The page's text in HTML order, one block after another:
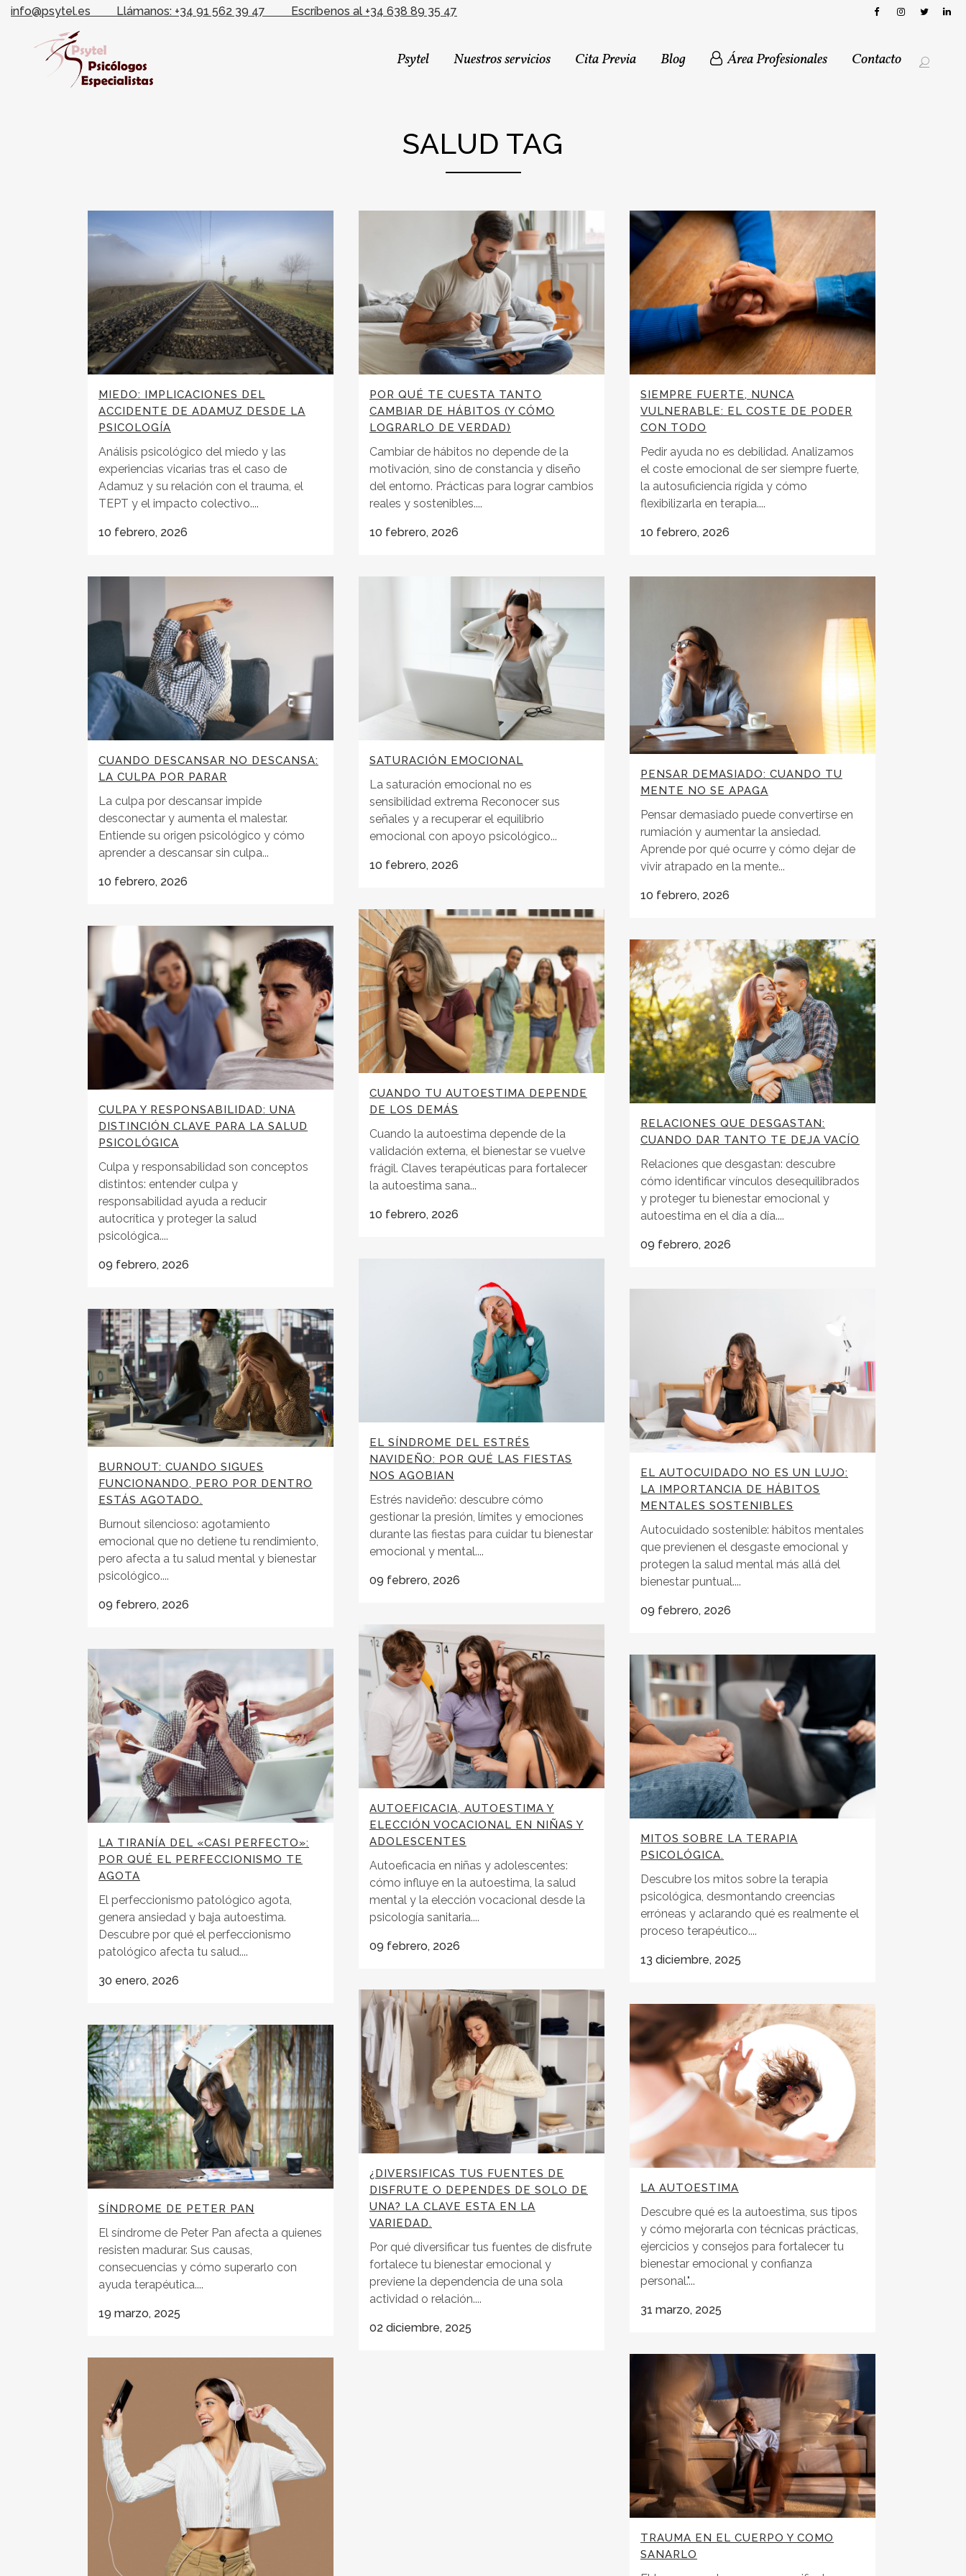
info@psytel.es Llámanos: +34 91 562 39 47 Escríbenos al +34 638 89 35 47
Psytel Nuestros servicios Cita Previa Blog Área Profesionales Contacto
SALUD TAG
MIEDO: IMPLICACIONES DEL
ACCIDENTE DE ADAMUZ DESDE LA
PSICOLOGÍA
Análisis psicológico del miedo y las
experiencias vicarias tras el caso de
Adamuz y su relación con el trauma, el
TEPT y el impacto colectivo....
10 febrero, 2026
POR QUÉ TE CUESTA TANTO
CAMBIAR DE HÁBITOS (Y CÓMO
LOGRARLO DE VERDAD)
Cambiar de hábitos no depende de la
motivación, sino de constancia y diseño
del entorno. Prácticas para lograr cambios
reales y sostenibles....
10 febrero, 2026
SIEMPRE FUERTE, NUNCA
VULNERABLE: EL COSTE DE PODER
CON TODO
Pedir ayuda no es debilidad. Analizamos
el coste emocional de ser siempre fuerte,
la autosuficiencia rígida y cómo
flexibilizarla en terapia....
10 febrero, 2026
SATURACIÓN EMOCIONAL
La saturación emocional no es
sensibilidad extrema Reconocer sus
señales y a recuperar el equilibrio
emocional con apoyo psicológico...
10 febrero, 2026
PENSAR DEMASIADO: CUANDO TU
MENTE NO SE APAGA
Pensar demasiado puede convertirse en
rumiación y aumentar la ansiedad.
Aprende por qué ocurre y cómo dejar de
vivir atrapado en la mente...
10 febrero, 2026
CUANDO DESCANSAR NO DESCANSA:
LA CULPA POR PARAR
La culpa por descansar impide
desconectar y aumenta el malestar.
Entiende su origen psicológico y cómo
aprender a descansar sin culpa...
10 febrero, 2026
CUANDO TU AUTOESTIMA DEPENDE
DE LOS DEMÁS
Cuando la autoestima depende de la
validación externa, el bienestar se vuelve
frágil. Claves terapéuticas para fortalecer
la autoestima sana...
10 febrero, 2026
CULPA Y RESPONSABILIDAD: UNA
DISTINCIÓN CLAVE PARA LA SALUD
PSICOLÓGICA
Culpa y responsabilidad son conceptos
distintos: entender culpa y
responsabilidad ayuda a reducir
autocrítica y proteger la salud
psicológica....
09 febrero, 2026
RELACIONES QUE DESGASTAN:
CUANDO DAR TANTO TE DEJA VACÍO
Relaciones que desgastan: descubre
cómo identificar vínculos desequilibrados
y proteger tu bienestar emocional y
autoestima en el día a día....
09 febrero, 2026
EL SÍNDROME DEL ESTRÉS
NAVIDEÑO: POR QUÉ LAS FIESTAS
NOS AGOBIAN
Estrés navideño: descubre cómo
gestionar la presión, límites y emociones
durante las fiestas para cuidar tu bienestar
emocional y mental....
09 febrero, 2026
EL AUTOCUIDADO NO ES UN LUJO:
LA IMPORTANCIA DE HÁBITOS
MENTALES SOSTENIBLES
Autocuidado sostenible: hábitos mentales
que previenen el desgaste emocional y
protegen la salud mental más allá del
bienestar puntual....
09 febrero, 2026
BURNOUT: CUANDO SIGUES
FUNCIONANDO, PERO POR DENTRO
ESTÁS AGOTADO.
Burnout silencioso: agotamiento
emocional que no detiene tu rendimiento,
pero afecta a tu salud mental y bienestar
psicológico....
09 febrero, 2026
AUTOEFICACIA, AUTOESTIMA Y
ELECCIÓN VOCACIONAL EN NIÑAS Y
ADOLESCENTES
Autoeficacia en niñas y adolescentes:
cómo influye en la autoestima, la salud
mental y la elección vocacional desde la
psicología sanitaria....
09 febrero, 2026
LA TIRANÍA DEL «CASI PERFECTO»:
POR QUÉ EL PERFECCIONISMO TE
AGOTA
El perfeccionismo patológico agota,
genera ansiedad y baja autoestima.
Descubre por qué el perfeccionismo
patológico afecta tu salud....
30 enero, 2026
MITOS SOBRE LA TERAPIA
PSICOLÓGICA.
Descubre los mitos sobre la terapia
psicológica, desmontando creencias
erróneas y aclarando qué es realmente el
proceso terapéutico....
13 diciembre, 2025
¿DIVERSIFICAS TUS FUENTES DE
DISFRUTE O DEPENDES DE SOLO DE
UNA? LA CLAVE ESTA EN LA
VARIEDAD.
Por qué diversificar tus fuentes de disfrute
fortalece tu bienestar emocional y
previene la dependencia de una sola
actividad o relación....
02 diciembre, 2025
LA AUTOESTIMA
Descubre qué es la autoestima, sus tipos
y cómo mejorarla con técnicas prácticas,
ejercicios y consejos para fortalecer tu
bienestar emocional y confianza
personal."...
31 marzo, 2025
SÍNDROME DE PETER PAN
El síndrome de Peter Pan afecta a quienes
resisten madurar. Sus causas,
consecuencias y cómo superarlo con
ayuda terapéutica....
19 marzo, 2025
TRAUMA EN EL CUERPO Y COMO
SANARLO